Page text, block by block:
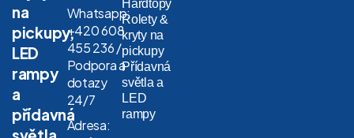
na
pickupy,
LED
rampy
a
přídavná
Whatsapp:
+420 608
455 236 /
Podpora a
dotazy
24/7
Adresa:
Hardtopy
Rolety &
kryty na
pickupy
Přídavná
světla a
LED
rampy